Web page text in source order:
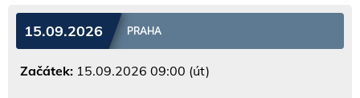
15.09.2026 PRAHA
Začátek: 15.09.2026 09:00 (út)